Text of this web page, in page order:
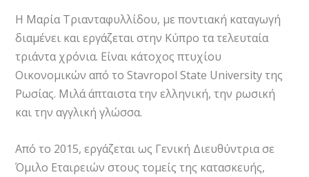
Η Μαρία Τριανταφυλλίδου, με ποντιακή καταγωγή
διαμένει και εργάζεται στην Κύπρο τα τελευταία
τριάντα χρόνια. Είναι κάτοχος πτυχίου
Οικονομικών από το Stavropol State University της
Ρωσίας. Μιλά άπταιστα την ελληνική, την ρωσική
και την αγγλική γλώσσα.
Από το 2015, εργάζεται ως Γενική Διευθύντρια σε
Όμιλο Εταιρειών στους τομείς της κατασκευής,